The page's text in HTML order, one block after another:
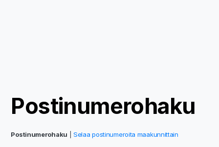
Postinumerohaku
Postinumerohaku |Selaa postinumeroita maakunnittain